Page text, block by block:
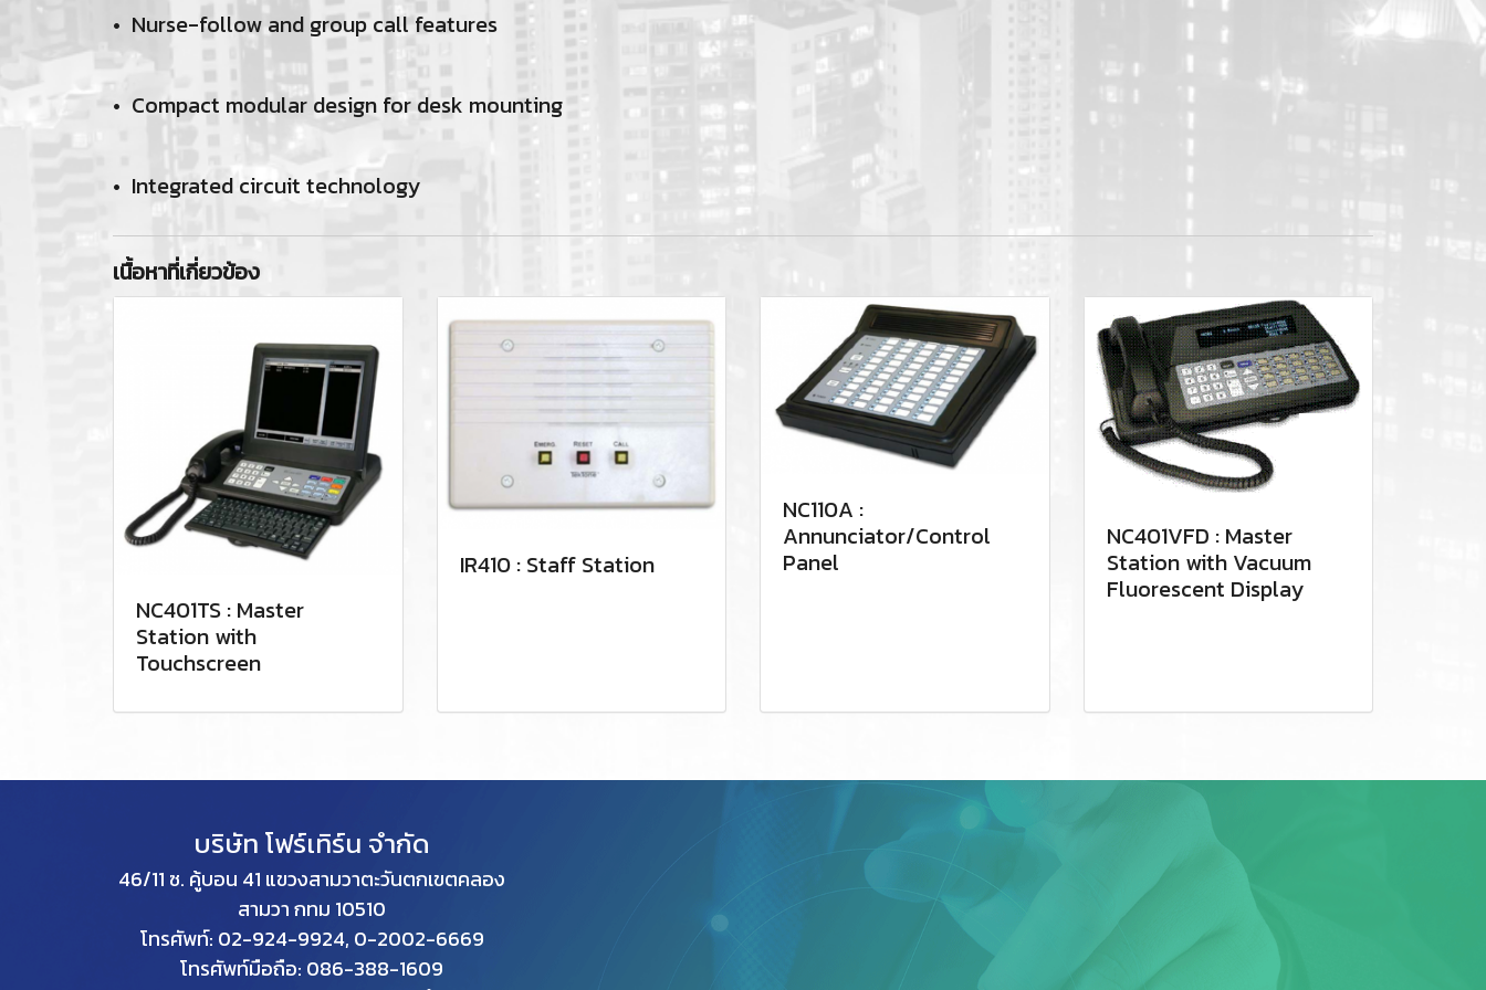
• Nurse-follow and group call features
• Compact modular design for desk mounting
• Integrated circuit technology
เนื้อหาที่เกี่ยวข้อง
NC401TS : Master
Station with
Touchscreen
IR410 : Staff Station
NC110A :
Annunciator/Control
Panel
NC401VFD : Master
Station with Vacuum
Fluorescent Display
บริษัท โฟร์เทิร์น จำกัด
46/11 ซ. คู้บอน 41 แขวงสามวาตะวันตกเขตคลอง
สามวา กทม 10510
โทรศัพท์: 02-924-9924, 0-2002-6669
โทรศัพท์มือถือ: 086-388-1609